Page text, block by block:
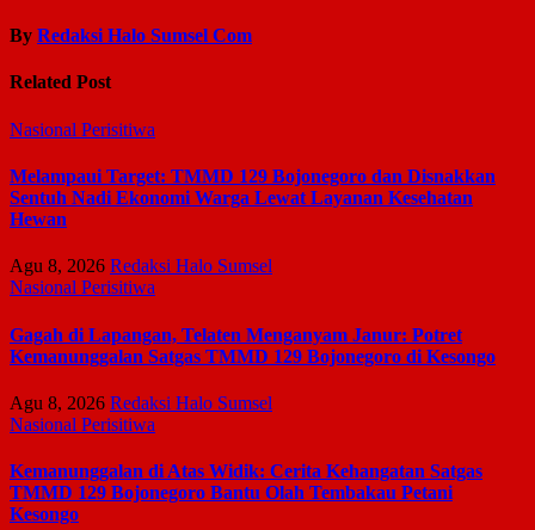
By Redaksi Halo Sumsel Com
Related Post
Nasional Perisitiwa
Melampaui Target: TMMD 129 Bojonegoro dan Disnakkan
Sentuh Nadi Ekonomi Warga Lewat Layanan Kesehatan
Hewan
Agu 8, 2026 Redaksi Halo Sumsel
Nasional Perisitiwa
Gagah di Lapangan, Telaten Menganyam Janur: Potret
Kemanunggalan Satgas TMMD 129 Bojonegoro di Kesongo
Agu 8, 2026 Redaksi Halo Sumsel
Nasional Perisitiwa
Kemanunggalan di Atas Widik: Cerita Kehangatan Satgas
TMMD 129 Bojonegoro Bantu Olah Tembakau Petani
Kesongo